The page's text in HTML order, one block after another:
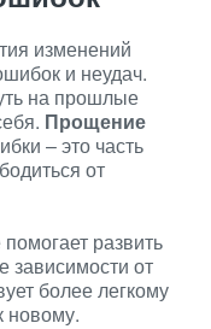
изменений
и неудач.
на прошлые
Прощение
– это часть
от
развить
зависимости от
более легкому
новому.